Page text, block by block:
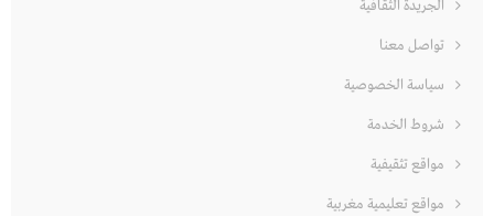
الجريدة الثقافية
تواصل معنا
سياسة الخصوصية
شروط الخدمة
مواقع تثقيفية
مواقع تعليمية مغربية